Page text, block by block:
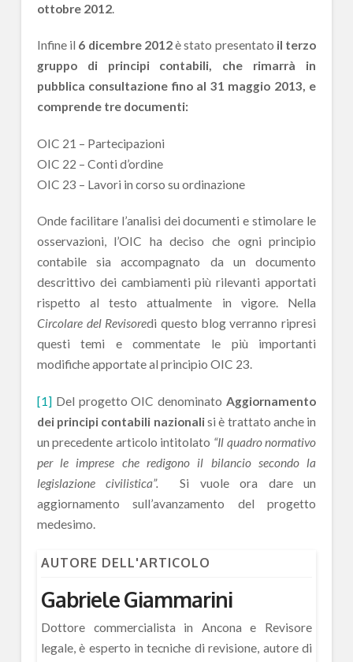
ottobre 2012.
Infine il 6 dicembre 2012è stato presentato il terzo
gruppo di principi contabili, che rimarrà in
pubblica consultazione fino al 31 maggio 2013, e
comprende tre documenti:
OIC 21 – Partecipazioni
OIC 22 – Conti d’ordine
OIC 23 – Lavori in corso su ordinazione
Onde facilitare l’analisi dei documenti e stimolare le
osservazioni, l’OIC ha deciso che ogni principio
contabile sia accompagnato da un documento
descrittivo dei cambiamenti più rilevanti apportati
rispetto al testo attualmente in vigore. Nella
Circolare del Revisoredi questo blog verranno ripresi
questi temi e commentate le più importanti
modifiche apportate al principio OIC 23.
[1]Del progetto OIC denominatoAggiornamento
dei principi contabili nazionalisi è trattato anche in
un precedente articolo intitolato “Il quadro normativo
per le imprese che redigono il bilancio secondo la
legislazione civilistica”.
Si vuole ora dare un
aggiornamento sull’avanzamento del progetto
medesimo.
AUTORE DELL'ARTICOLO
Gabriele Giammarini
Dottore commercialista in Ancona e Revisore
legale, è esperto in tecniche di revisione, autore di